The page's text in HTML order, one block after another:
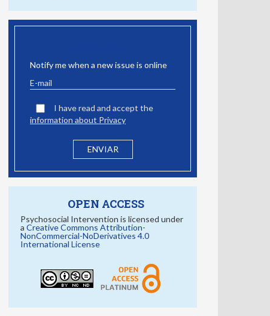
Notify me when a new issue is online
I have read and accept the
information about Privacy
OPEN ACCESS
Psychosocial Intervention is licensed under
a Creative Commons Attribution-
NonCommercial-NoDerivatives 4.0
International License